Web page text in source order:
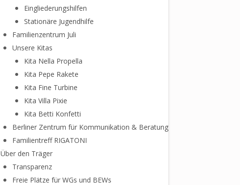
Eingliederungshilfen
Stationäre Jugendhilfe
Familienzentrum Juli
Unsere Kitas
Kita Nella Propella
Kita Pepe Rakete
Kita Fine Turbine
Kita Villa Pixie
Kita Betti Konfetti
Berliner Zentrum für Kommunikation & Beratung
Familientreff RIGATONI
Über den Träger
Transparenz
Freie Plätze für WGs und BEWs